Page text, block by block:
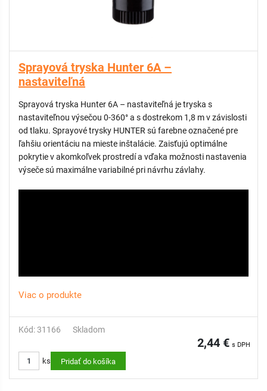
Sprayová tryska Hunter 6A –
nastaviteľná
Sprayová tryska Hunter 6A – nastaviteľná je tryska s
nastaviteľnou výsečou 0-360° a s dostrekom 1,8 m v závislosti
od tlaku. Sprayové trysky HUNTER sú farebne označené pre
ľahšiu orientáciu na mieste inštalácie. Zaisťujú optimálne
pokrytie v akomkoľvek prostredí a vďaka možnosti nastavenia
výseče sú maximálne variabilné pri návrhu závlahy.
Viac o produkte
Kód: 31166 Skladom
2,44 € s DPH
ks Pridať do košíka